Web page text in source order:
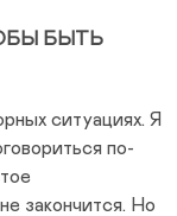
БЫТЬ
ситуациях. Я
по-
закончится. Но